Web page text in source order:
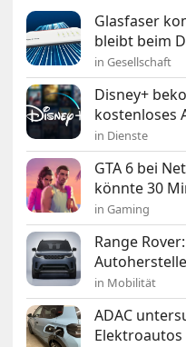
Glasfaser
bleibt beim
in Gesellschaft
Disney+
kostenloses
in Dienste
GTA 6 bei
könnte 30
in Gaming
Range
in Mobilität
ADAC
Elektroautos